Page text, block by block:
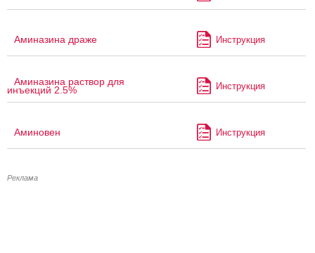
Аминазина драже Инструкция
Аминазина раствор для
инъекций 2.5% Инструкция
Аминовен Инструкция
Реклама